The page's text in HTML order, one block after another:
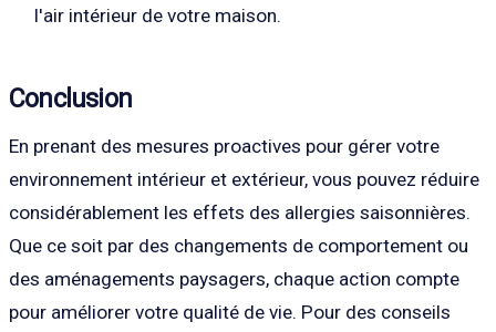
l'air intérieur de votre maison.
Conclusion
En prenant des mesures proactives pour gérer votre
environnement intérieur et extérieur, vous pouvez réduire
considérablement les effets des allergies saisonnières.
Que ce soit par des changements de comportement ou
des aménagements paysagers, chaque action compte
pour améliorer votre qualité de vie. Pour des conseils